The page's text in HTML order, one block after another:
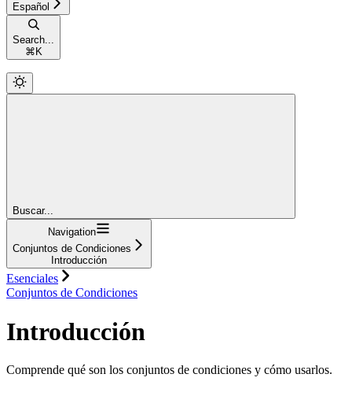
Español
Search...
⌘ K
Buscar...
Navigation
Conjuntos de Condiciones
Introducción
Esenciales
Conjuntos de Condiciones
Introducción
Comprende qué son los conjuntos de condiciones y cómo usarlos.